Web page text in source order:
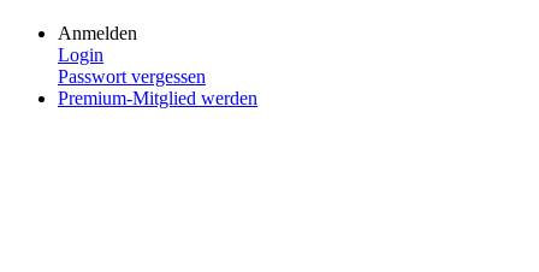
Anmelden
Login
Passwort vergessen
Premium-Mitglied werden